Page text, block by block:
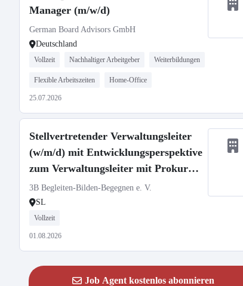
Manager (m/w/d)
German Board Advisors GmbH
Deutschland
Vollzeit Nachhaltiger Arbeitgeber Weiterbildungen
Flexible Arbeitszeiten Home-Office
25.07.2026
Stellvertretender Verwaltungsleiter
(w/m/d) mit Entwicklungsperspektive
zum Verwaltungsleiter mit Prokura
in Vollzeit (39h)
3B Begleiten-Bilden-Begegnen e. V.
SL
Vollzeit
01.08.2026
Job Agent kostenlos abonnieren